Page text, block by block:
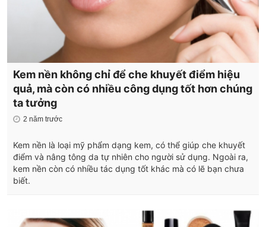
Kem nền không chỉ để che khuyết điểm hiệu
quả, mà còn có nhiều công dụng tốt hơn chúng
ta tưởng
2 năm trước
Kem nền là loại mỹ phẩm dạng kem, có thể giúp che khuyết
điểm và nâng tông da tự nhiên cho người sử dụng. Ngoài ra,
kem nền còn có nhiều tác dụng tốt khác mà có lẽ bạn chưa
biết.